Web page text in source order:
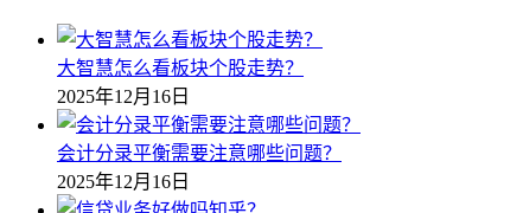
大智慧怎么看板块个股走势？
2025年12月16日
会计分录平衡需要注意哪些问题？
2025年12月16日